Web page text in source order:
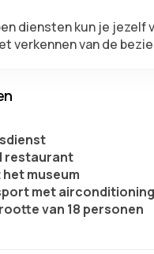
diensten kun je
verkennen van de
restaurant
museum
met airconditioning
van 18 personen